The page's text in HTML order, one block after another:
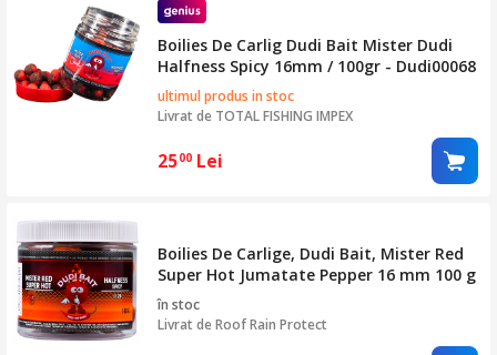
Boilies De Carlig Dudi Bait Mister Dudi
Halfness Spicy 16mm / 100gr - Dudi00068
ultimul produs in stoc
Livrat de TOTAL FISHING IMPEX
2500 Lei
Boilies De Carlige, Dudi Bait, Mister Red
Super Hot Jumatate Pepper 16 mm 100 g
în stoc
Livrat deRoof Rain Protect